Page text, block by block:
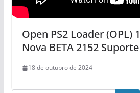
Open PS2 Loader (OPL)
Nova BETA 2152
18 de outubro de 2024